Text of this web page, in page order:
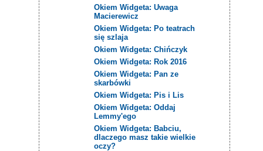
Okiem Widgeta: Uwaga
Macierewicz
Okiem Widgeta: Po teatrach
się szlaja
Okiem Widgeta: Chińczyk
Okiem Widgeta: Rok 2016
Okiem Widgeta: Pan ze
skarbówki
Okiem Widgeta: Pis i Lis
Okiem Widgeta: Oddaj
Lemmy'ego
Okiem Widgeta: Babciu,
dlaczego masz takie wielkie
oczy?